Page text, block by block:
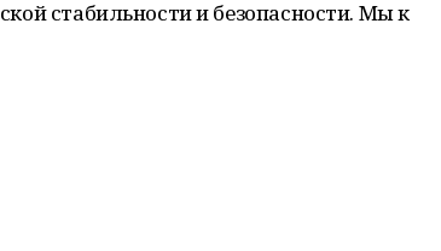
стабильности и безопасности. Мы к